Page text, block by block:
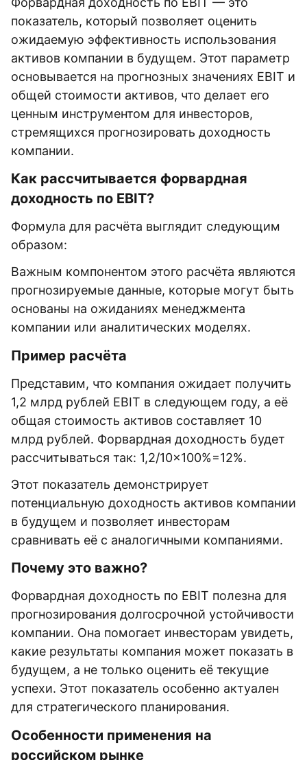
показатель, который позволяет оценить
ожидаемую эффективность использования
активов компании в будущем. Этот параметр
основывается на прогнозных значениях EBIT и
общей стоимости активов, что делает его
ценным инструментом для инвесторов,
стремящихся прогнозировать доходность
компании.
Как рассчитывается форвардная
доходность по EBIT?
Формула для расчёта выглядит следующим
образом:
Важным компонентом этого расчёта являются
прогнозируемые данные, которые могут быть
основаны на ожиданиях менеджмента
компании или аналитических моделях.
Пример расчёта
Представим, что компания ожидает получить
1,2 млрд рублей EBIT в следующем году, а её
общая стоимость активов составляет 10
млрд рублей. Форвардная доходность будет
рассчитываться так: 1,2/10×100%=12%.
Этот показатель демонстрирует
потенциальную доходность активов компании
в будущем и позволяет инвесторам
сравнивать её с аналогичными компаниями.
Почему это важно?
Форвардная доходность по EBIT полезна для
прогнозирования долгосрочной устойчивости
компании. Она помогает инвесторам увидеть,
какие результаты компания может показать в
будущем, а не только оценить её текущие
успехи. Этот показатель особенно актуален
для стратегического планирования.
Особенности применения на
российском рынке